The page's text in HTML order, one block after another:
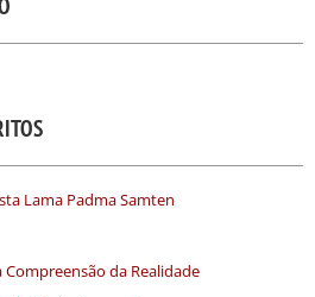
Lama Padma Samten
Compreensão da Realidade